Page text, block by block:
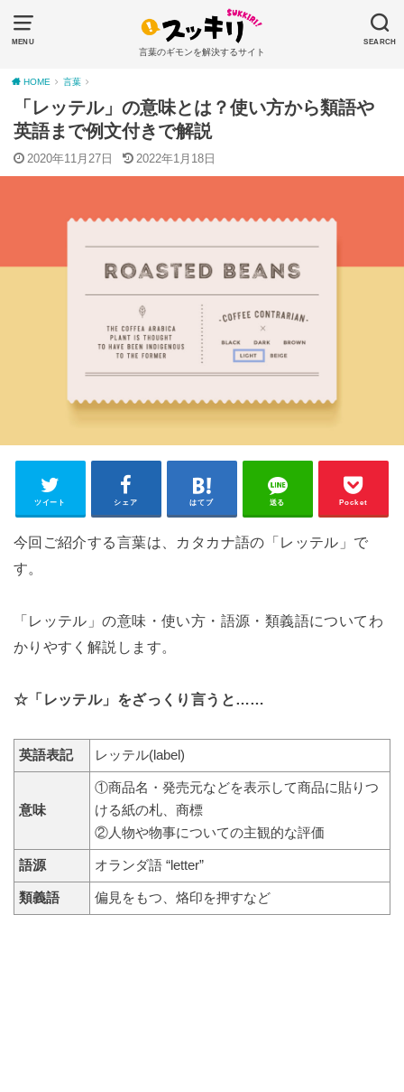
MENU SEARCH
言葉のギモンを解決するサイト
HOME 言葉
「レッテル」の意味とは？使い方から類語や
英語まで例文付きで解説
2020年11月27日 2022年1月18日
ツイート シェア はてブ 送る Pocket
今回ご紹介する言葉は、カタカナ語の「レッテル」で
す。
「レッテル」の意味・使い方・語源・類義語についてわ
かりやすく解説します。
☆「レッテル」をざっくり言うと……
英語表記 レッテル(label)
意味
①商品名・発売元などを表示して商品に貼りつ
ける紙の札、商標
②人物や物事についての主観的な評価
語源 オランダ語 “letter”
類義語 偏見をもつ、烙印を押すなど